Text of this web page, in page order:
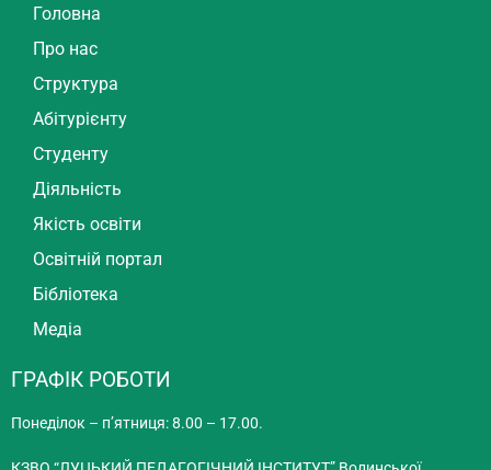
Головна
Про нас
Структура
Абітурієнту
Студенту
Діяльність
Якість освіти
Освітній портал
Бібліотека
Медіа
ГРАФІК РОБОТИ
Понеділок – п’ятниця: 8.00 – 17.00.